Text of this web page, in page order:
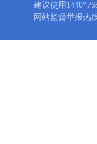
建议使用
网站监督举报热